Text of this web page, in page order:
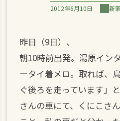
2012年6月10日 新
昨日（9日）、
朝10時前出発。湯原イン
ータイ着メロ。取れば、
ぐ後ろを走っています」
さんの車にて、くにこさ